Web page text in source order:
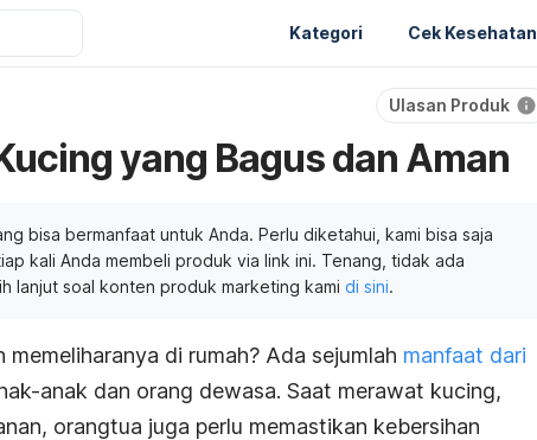
Kategori Cek Kesehatan
Ulasan Produk
yang Bagus dan Aman
bisa bermanfaat untuk Anda. Perlu diketahui, kami bisa saja
kali Anda membeli produk via link ini. Tenang, tidak ada
lanjut soal konten produk marketing kami di sini.
di rumah? Ada sejumlah manfaat dari
anak dan orang dewasa. Saat merawat kucing,
orangtua juga perlu memastikan kebersihan